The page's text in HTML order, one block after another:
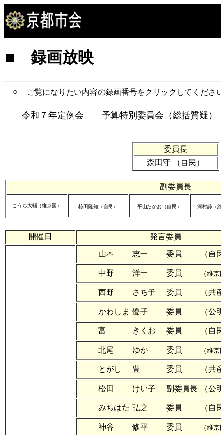
■ 録画放映
○ ご覧になりたい内容の録画番号をクリックしてくだ
令和７年定例会 予算特別委員会（総括質疑）
委員長
森田守 （自民）
副委員長
こうち大輔（維京国） 椋田隆知（自民） 平山たかお（自民） 河村諒（
開催日 発言委員
山本 恵一 委員 （自
中野 洋一 委員 （維
西野 さち子 委員 （共
かわしま 優子 委員 （公
富 きくお 委員 （自
北尾 ゆか 委員 （維
とがし 豊 委員 （共
松田 けい子 副委員長 （公
みちはた 弘之 委員 （自
神谷 修平 委員 （維